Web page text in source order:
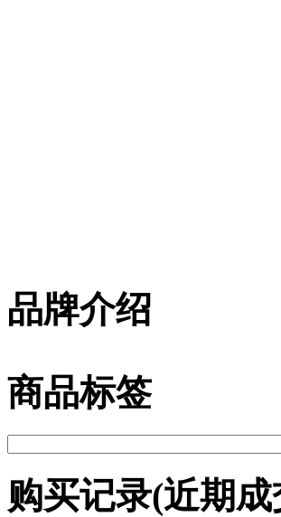
品牌介绍
商品标签
购买记录(近期